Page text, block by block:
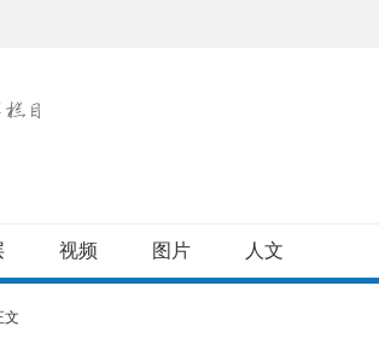
视频 图片 人文
文